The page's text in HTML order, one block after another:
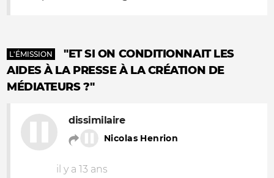
L'ÉMISSION
"ET SI ON CONDITIONNAIT LES
AIDES À LA PRESSE À LA CRÉATION DE
MÉDIATEURS ?"
dissimilaire
Nicolas Henrion
il y a 13 ans